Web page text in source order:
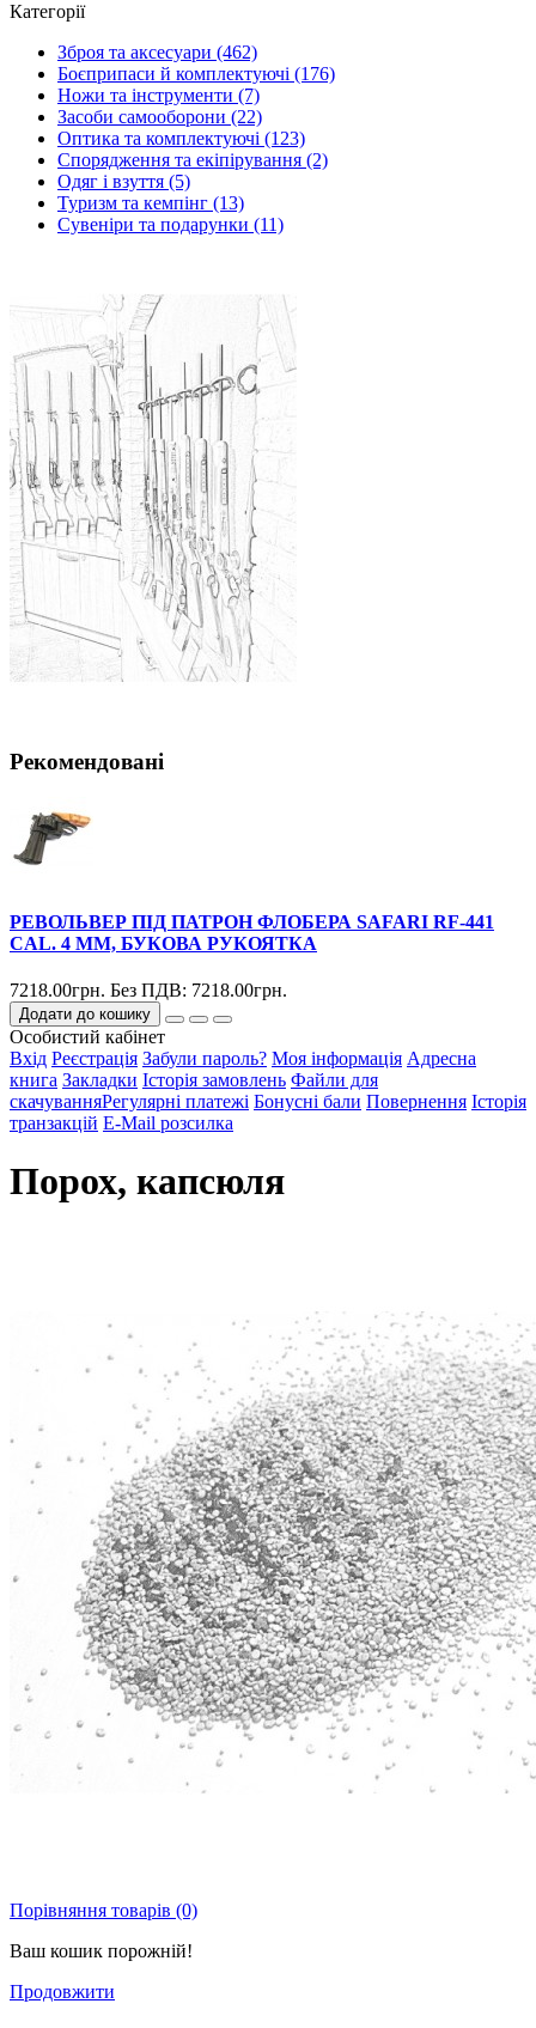
Категорії
Зброя та аксесуари (462)
Боєприпаси й комплектуючі (176)
Ножи та інструменти (7)
Засоби самооборони (22)
Оптика та комплектуючі (123)
Спорядження та екіпірування (2)
Одяг і взуття (5)
Туризм та кемпінг (13)
Сувеніри та подарунки (11)
Рекомендовані
РЕВОЛЬВЕР ПІД ПАТРОН ФЛОБЕРА SAFARI RF-441
CAL. 4 ММ, БУКОВА РУКОЯТКА
7218.00грн. Без ПДВ: 7218.00грн.
Додати до кошику
Особистий кабінет
Вхід Реєстрація Забули пароль? Моя інформація Адресна
книга Закладки Історія замовлень Файли для
скачуванняРегулярні платежі Бонусні бали Повернення Історія
транзакцій E-Mail розсилка
Порох, капсюля
Порівняння товарів (0)
Ваш кошик порожній!
Продовжити